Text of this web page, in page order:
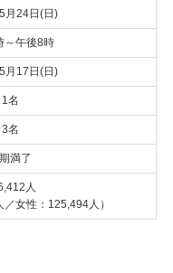
月24日(日)
～午後8時
月17日(日)
1名
3名
満了
人
／女性：125,494人）